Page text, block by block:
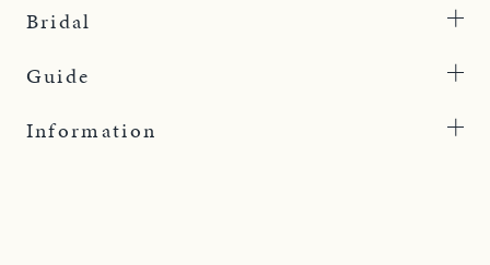
Bridal
Guide
Information